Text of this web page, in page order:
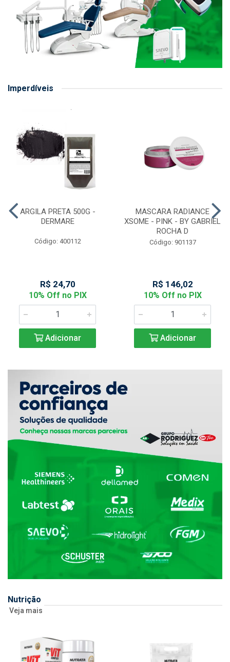
Imperdíveis
ARGILA PRETA 500G -
DERMARE
Código: 400112
R$ 24,70
10% Off no PIX
Adicionar
MASCARA RADIANCE
XSOME - PINK - BY GABRIEL
ROCHA D
Código: 901137
R$ 146,02
10% Off no PIX
Adicionar
Nutrição
Veja mais